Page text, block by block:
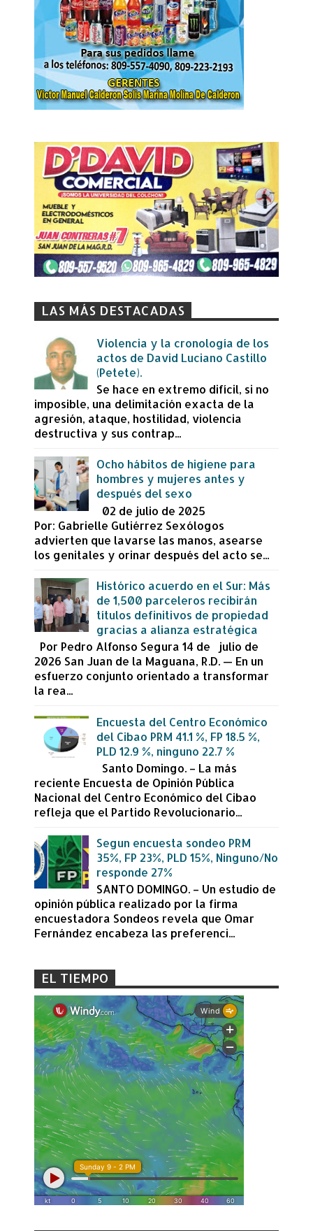
LAS MÁS DESTACADAS
Violencia y la cronología de los
actos de David Luciano Castillo
(Petete).
Se hace en extremo difícil, si no
imposible, una delimitación exacta de la
agresión, ataque, hostilidad, violencia
destructiva y sus contrap...
Ocho hábitos de higiene para
hombres y mujeres antes y
después del sexo
02 de julio de 2025
Por: Gabrielle Gutiérrez Sexólogos
advierten que lavarse las manos, asearse
los genitales y orinar después del acto se...
Histórico acuerdo en el Sur: Más
de 1,500 parceleros recibirán
títulos definitivos de propiedad
gracias a alianza estratégica
Por Pedro Alfonso Segura 14 de julio de
2026 San Juan de la Maguana, R.D. — En un
esfuerzo conjunto orientado a transformar
la rea...
Encuesta del Centro Económico
del Cibao PRM 41.1 %, FP 18.5 %,
PLD 12.9 %, ninguno 22.7 %
Santo Domingo. – La más
reciente Encuesta de Opinión Pública
Nacional del Centro Económico del Cibao
refleja que el Partido Revolucionario...
Segun encuesta sondeo PRM
35%, FP 23%, PLD 15%, Ninguno/No
responde 27%
SANTO DOMINGO. – Un estudio de
opinión pública realizado por la firma
encuestadora Sondeos revela que Omar
Fernández encabeza las preferenci...
EL TIEMPO